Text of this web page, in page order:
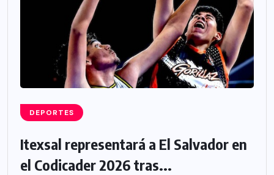
DEPORTES
Itexsal representará a El Salvador en
el Codicader 2026 tras...